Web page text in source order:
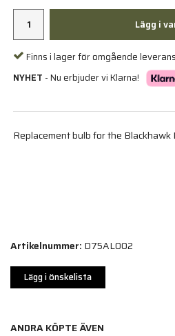
Lägg i
Finns i lager för omgående leverans
NYHET - Nu erbjuder vi Klarna!
Replacement bulb for the
Artikelnummer: D75AL002
Lägg i önskelista
ANDRA KÖPTE ÄVEN